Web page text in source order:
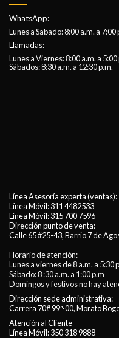
WhatsApp:
Lunes a Sabado: 8:00 a.m. a 7:00
Llamadas:
Lunes a Viernes: 8:00 a.m. a 5:00
Sábados: 8:30 a.m. a 12:30 p.m.
Línea Asesoría experta (ventas):
Línea Móvil:311 4482533
Línea Móvil:315 700 7596
Dirección punto de venta:
Calle 65 #25-43, Barrio 7 de
Horario de atención:
Lunes a viernes de 8 a.m. a 5:30
Sábado: 8 :30 a.m. a 1:00 p.m
Domingos y festivos no hay
Dirección sede administrativa:
Carrera 70# 99ª-00, Morato
Atención al Cliente
Línea Móvil:350 318 9888